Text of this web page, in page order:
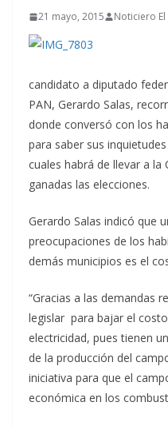
21 mayo, 2015 Noticiero El
candidato a diputado
PAN, Gerardo Salas,
donde conversó con los
para saber sus
cuales habrá de llevar a
ganadas las elecciones.
Gerardo Salas indicó que
preocupaciones de los
demás municipios es el
“Gracias a las demandas
legislar para bajar el
electricidad, pues tienen
de la producción del
iniciativa para que el
económica en los